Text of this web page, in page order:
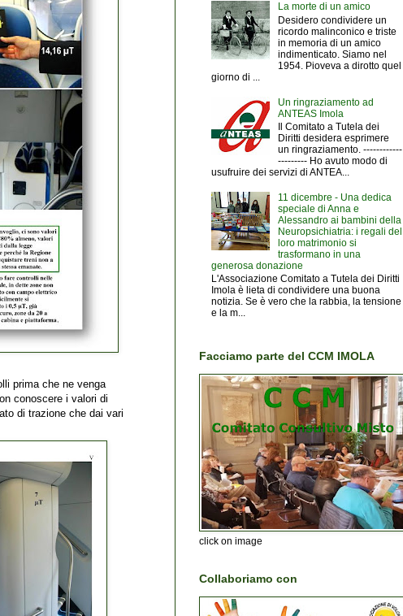
prima che ne venga
conoscere i valori di
di trazione che dai vari
La morte di un amico
Desidero condividere un
ricordo malinconico e triste
in memoria di un amico
indimenticato. Siamo nel
1954. Pioveva a dirotto quel
giorno di ...
Un ringraziamento ad
ANTEAS Imola
Il Comitato a Tutela dei
Diritti desidera esprimere
un ringraziamento. ------------
--------- Ho avuto modo di
usufruire dei servizi di ANTEA...
11 dicembre - Una dedica
speciale di Anna e
Alessandro ai bambini della
Neuropsichiatria: i regali del
loro matrimonio si
trasformano in una
generosa donazione
L'Associazione Comitato a Tutela dei Diritti
Imola è lieta di condividere una buona
notizia. Se è vero che la rabbia, la tensione
e la m...
Facciamo parte del CCM IMOLA
click on image
Collaboriamo con